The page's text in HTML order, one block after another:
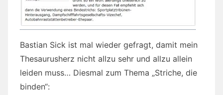
Bastian Sick ist mal wieder gefragt, damit mein
Thesaurusherz nicht allzu sehr und allzu allein
leiden muss… Diesmal zum Thema „Striche, die
binden“: